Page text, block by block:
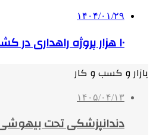
۱۴۰۴/۰۱/۲۹
۱۰ هزار پروژه راهداری در کشور فعال است
بازار و کسب و کار
۱۴۰۵/۰۴/۱۳
دندانپزشکی تحت